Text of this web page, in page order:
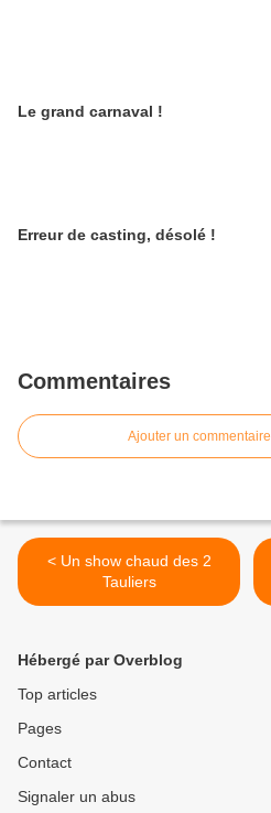
Le grand carnaval !
Erreur de casting, désolé !
Commentaires
Ajouter un commentaire
< Un show chaud des 2
Tauliers
Hébergé par Overblog
Top articles
Pages
Contact
Signaler un abus